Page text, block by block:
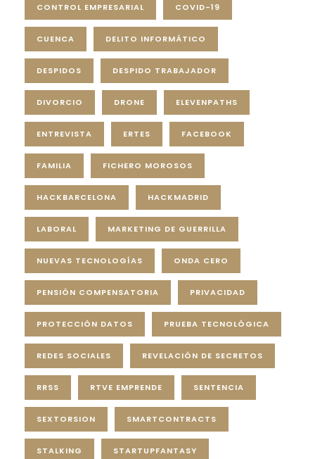
CONTROL EMPRESARIAL COVID-19
CUENCA DELITO INFORMÁTICO
DESPIDOS DESPIDO TRABAJADOR
DIVORCIO DRONE ELEVENPATHS
ENTREVISTA ERTES FACEBOOK
FAMILIA FICHERO MOROSOS
HACKBARCELONA HACKMADRID
LABORAL MARKETING DE GUERRILLA
NUEVAS TECNOLOGÍAS ONDA CERO
PENSIÓN COMPENSATORIA PRIVACIDAD
PROTECCIÓN DATOS PRUEBA TECNOLÓGICA
REDES SOCIALES REVELACIÓN DE SECRETOS
RRSS RTVE EMPRENDE SENTENCIA
SEXTORSION SMARTCONTRACTS
STALKING STARTUPFANTASY